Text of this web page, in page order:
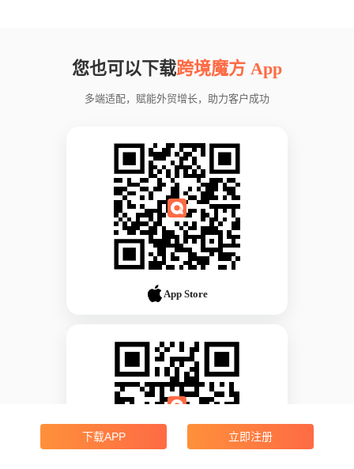
您也可以下载跨境魔方 App
多端适配，赋能外贸增长，助力客户成功
App Store
下载APP 立即注册